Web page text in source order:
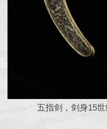
五指剑，剑身15